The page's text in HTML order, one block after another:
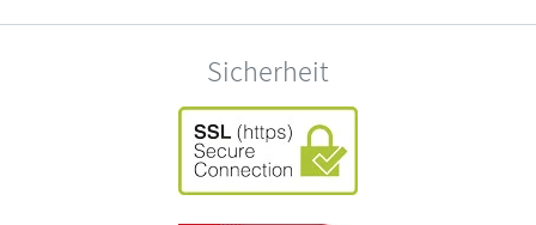
Sicherheit